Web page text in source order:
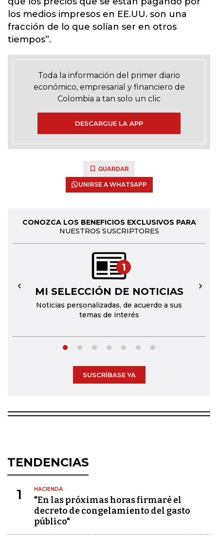
los medios impresos en EE.UU. son una
fracción de lo que solían ser en otros
tiempos”.
Toda la información del primer diario
económico, empresarial y financiero de
Colombia a tan solo un clic
DESCARGUE LA APP
GUARDAR
UNIRSE A WHATSAPP
CONOZCA LOS BENEFICIOS EXCLUSIVOS PARA
NUESTROS SUSCRIPTORES
1
MI SELECCIÓN DE NOTICIAS
Noticias personalizadas, de acuerdo a sus
temas de interés
← →
SUSCRÍBASE YA
TENDENCIAS
1 HACIENDA
"En las próximas horas firmaré el
decreto de congelamiento del gasto
público"